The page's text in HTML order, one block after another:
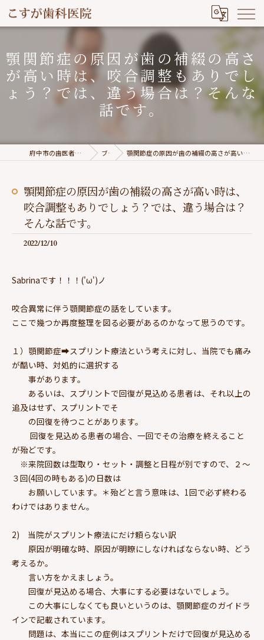
顎関節症の原因が歯の補綴の高さ
が高い時は、咬合調整もありでし
ょう？では、違う場合は？そんな
話です。
府中市の歯医者は高い志を持つこすが歯科医院 ブログ 顎関節症の原因が歯の補綴の高さが高い時は、咬合調整もありでしょう？では、違う場合は？そんな話です。
顎関節症の原因が歯の補綴の高さが高い時は、
咬合調整もありでしょう？では、違う場合は？
そんな話です。
2022/12/10
Sabrinaです！！！('ω')ノ
咬合異常に伴う顎関節症の話をしています。
ここで幾つか再度整理を図る必要があるのかなって思うのです。
１）顎関節症➡スプリント療法という考えに対し、当院でも痛み
が酷い時、対処的に選択する
事があります。
あるいは、スプリントで回復が見込める患者は、それ以上の
追及はせず、スプリントでそ
の回復を待つことがあります。
回復を見込める患者の場合、一回でその治療を終えること
が殆どです。
※来院回数は型取り・セット・調整と日程が別ですので、２～
３回(4回の時もある)の日数は
お願いしています。＊殆どと言う意味は、1回で必ず終わる
わけではありません。
2) 当院がスプリント療法にだけ頼らない訳
原因が明確な時、原因が明瞭にしなければならない時、どう
考えるか。
言い方をかえましょう。
回復が見込める場合、大事にする必要はないでしょう。
この大事にしなくても良いというのは、顎関節症のガイドラ
インで記載されています。
問題は、本当にこの症例はスプリントだけで回復が見込める